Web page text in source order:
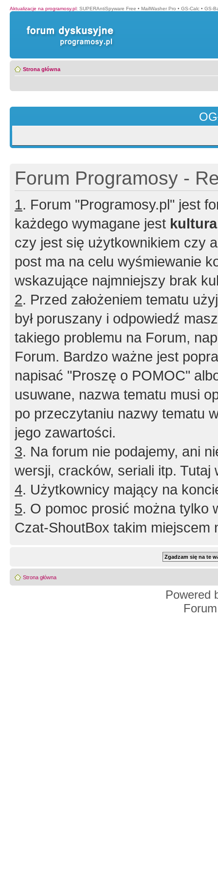
Aktualizacje na programosy.pl: SUPERAntiSpyware Free • MailWasher Pro • GS-Calc • GS-
Strona główna
Forum Programosy -
1. Forum "Programosy.pl" jest
każdego wymagane jest
czy jest się użytkownikiem czy
post ma na celu wyśmiewanie
wskazujące najmniejszy brak
2. Przed założeniem tematu
był poruszany i odpowiedź
takiego problemu na Forum,
Forum. Bardzo ważne jest
napisać "Proszę o POMOC"
usuwane, nazwa tematu musi
po przeczytaniu nazwy tematu
jego zawartości.
3. Na forum nie podajemy, ani
wersji, cracków, seriali itp. Tutaj
4. Użytkownicy mający na
5. O pomoc prosić można tylko
Czat-ShoutBox takim miejscem
Strona główna
Powered